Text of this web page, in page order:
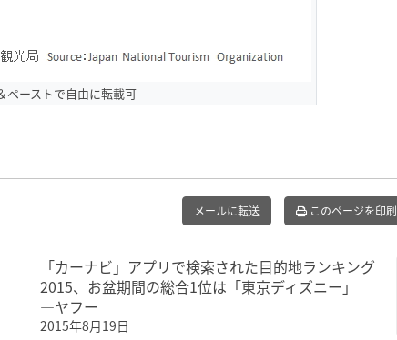
ーストで自由に転載可
メールに転送 このページを印刷
「カーナビ」アプリで検索された目的地ランキング
2015、お盆期間の総合1位は「東京ディズニー」
―ヤフー
2015年8月19日